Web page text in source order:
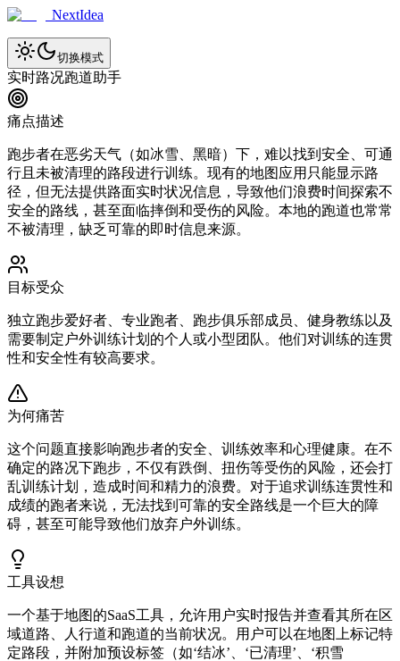
NextIdea
切换模式
实时路况跑道助手
痛点描述
跑步者在恶劣天气（如冰雪、黑暗）下，难以找到安全、可通
行且未被清理的路段进行训练。现有的地图应用只能显示路
径，但无法提供路面实时状况信息，导致他们浪费时间探索不
安全的路线，甚至面临摔倒和受伤的风险。本地的跑道也常常
不被清理，缺乏可靠的即时信息来源。
目标受众
独立跑步爱好者、专业跑者、跑步俱乐部成员、健身教练以及
需要制定户外训练计划的个人或小型团队。他们对训练的连贯
性和安全性有较高要求。
为何痛苦
这个问题直接影响跑步者的安全、训练效率和心理健康。在不
确定的路况下跑步，不仅有跌倒、扭伤等受伤的风险，还会打
乱训练计划，造成时间和精力的浪费。对于追求训练连贯性和
成绩的跑者来说，无法找到可靠的安全路线是一个巨大的障
碍，甚至可能导致他们放弃户外训练。
工具设想
一个基于地图的SaaS工具，允许用户实时报告并查看其所在区
域道路、人行道和跑道的当前状况。用户可以在地图上标记特
定路段，并附加预设标签（如‘结冰’、‘已清理’、‘积雪